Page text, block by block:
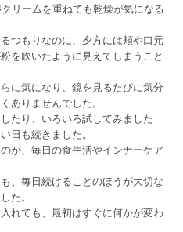
リームを重ねても乾燥が気になる
つもりなのに、夕方には頬や口元
を吹いたように見えてしまうこと
に気になり、鏡を見るたびに気分
ありませんでした。
たり、いろいろ試してみました
日も続きました。
が、毎日の食生活やインナーケア
、毎日続けることのほうが大切な
た。
れても、最初はすぐに何かが変わ